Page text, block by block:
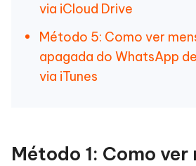
via iCloud Drive
Método 5: Como ver
apagada do WhatsApp
via iTunes
Método 1: Como